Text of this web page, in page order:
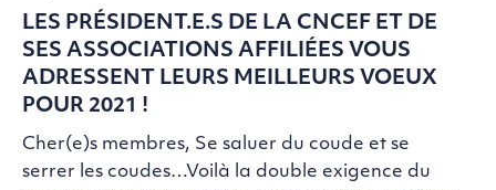
LES PRÉSIDENT.E.S DE LA CNCEF ET DE
SES ASSOCIATIONS AFFILIÉES VOUS
ADRESSENT LEURS MEILLEURS VOEUX
POUR 2021 !
Cher(e)s membres, Se saluer du coude et se
serrer les coudes…Voilà la double exigence du